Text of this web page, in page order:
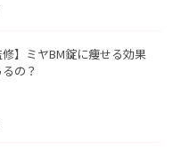
修】ミヤBM錠に痩せる効果
の？